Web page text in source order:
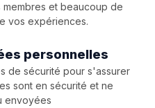
et beaucoup de
vos expériences.
personnelles
de sécurité pour s'assurer
sont en sécurité et ne
envoyées